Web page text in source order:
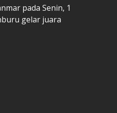
pada Senin, 1
gelar juara